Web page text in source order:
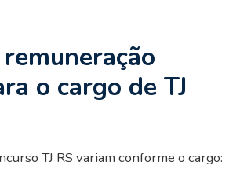
o cargo de TJ
TJ RS variam conforme o cargo: